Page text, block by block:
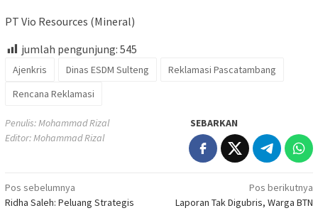
PT Vio Resources (Mineral)
jumlah pengunjung: 545
Ajenkris Dinas ESDM Sulteng
Reklamasi Pascatambang
Rencana Reklamasi
Penulis: Mohammad Rizal
Editor: Mohammad Rizal
SEBARKAN
Navigasi
Pos sebelumnya
Ridha Saleh: Peluang Strategis
Pos berikutnya
Laporan Tak Digubris, Warga BTN